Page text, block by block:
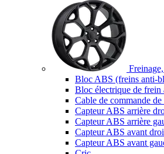
Bloc ABS (freins anti-
Bloc électrique de frein
Cable de commande
Capteur ABS arrière
Capteur ABS arrière
Capteur ABS avant
Capteur ABS avant